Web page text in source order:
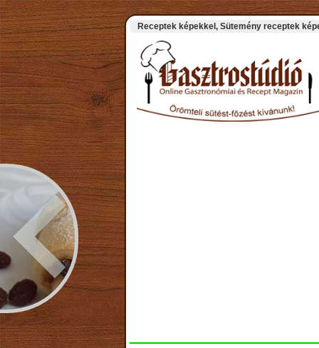
Receptek képekkel, Sütemény receptek